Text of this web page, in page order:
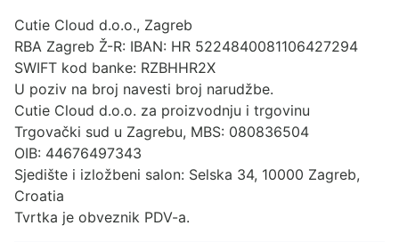
Cutie Cloud d.o.o., Zagreb
RBA Zagreb Ž-R: IBAN: HR 5224840081106427294
SWIFT kod banke: RZBHHR2X
U poziv na broj navesti broj narudžbe.
Cutie Cloud d.o.o. za proizvodnju i trgovinu
Trgovački sud u Zagrebu, MBS: 080836504
OIB: 44676497343
Sjedište i izložbeni salon: Selska 34, 10000 Zagreb,
Croatia
Tvrtka je obveznik PDV-a.